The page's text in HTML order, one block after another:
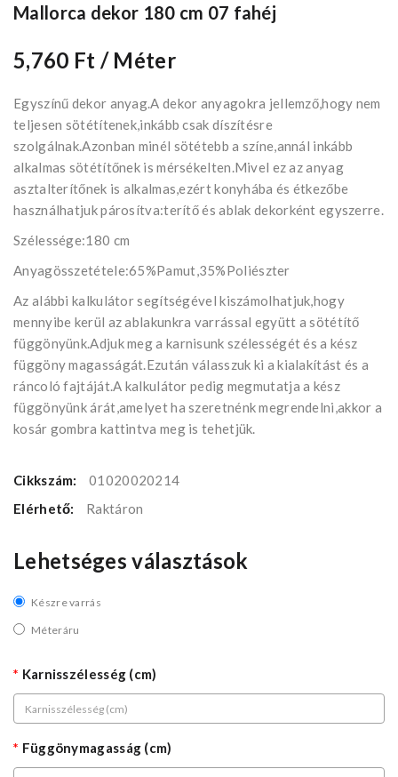
Mallorca dekor 180 cm 07 fahéj
5,760 Ft / Méter
Egyszínű dekor anyag.A dekor anyagokra jellemző,hogy nem
teljesen sötétítenek,inkább csak díszítésre
szolgálnak.Azonban minél sötétebb a színe,annál inkább
alkalmas sötétítőnek is mérsékelten.Mivel ez az anyag
asztalterítőnek is alkalmas,ezért konyhába és étkezőbe
használhatjuk párosítva:terítő és ablak dekorként egyszerre.
Szélessége:180 cm
Anyagösszetétele:65%Pamut,35%Poliészter
Az alábbi kalkulátor segítségével kiszámolhatjuk,hogy
mennyibe kerül az ablakunkra varrással együtt a sötétítő
függönyünk.Adjuk meg a karnisunk szélességét és a kész
függöny magasságát.Ezután válasszuk ki a kialakítást és a
ráncoló fajtáját.A kalkulátor pedig megmutatja a kész
függönyünk árát,amelyet ha szeretnénk megrendelni,akkor a
kosár gombra kattintva meg is tehetjük.
Cikkszám:
01020020214
Elérhető:
Raktáron
Lehetséges választások
Készre varrás
Méteráru
Karnisszélesség (cm)
Függönymagasság (cm)